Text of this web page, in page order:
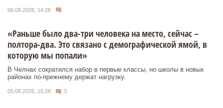
06.08.2026, 14:26
«Раньше было два-три человека на место, сейчас –
полтора-два. Это связано с демографической ямой, в
которую мы попали»
В Челнах сократился набор в первые классы, но школы в новых
районах по-прежнему держат нагрузку.
05.08.2026, 15:28 3